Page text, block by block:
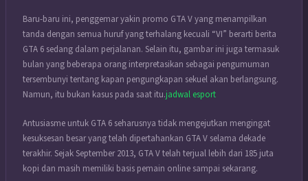
Baru-baru ini, penggemar yakin promo GTA V yang menampilkan
tanda dengan semua huruf yang terhalang kecuali “VI” berarti berita
GTA 6 sedang dalam perjalanan. Selain itu, gambar ini juga termasuk
bulan yang beberapa orang interpretasikan sebagai pengumuman
tersembunyi tentang kapan pengungkapan sekuel akan berlangsung.
Namun, itu bukan kasus pada saat itu.jadwal esport
Antusiasme untuk GTA 6 seharusnya tidak mengejutkan mengingat
kesuksesan besar yang telah dipertahankan GTA V selama dekade
terakhir. Sejak September 2013, GTA V telah terjual lebih dari 185 juta
kopi dan masih memiliki basis pemain online sampai sekarang.